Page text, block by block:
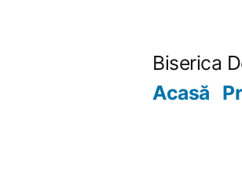
Biserica
Acasă